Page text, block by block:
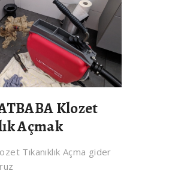
Klozet
Açmak
Tıkanıklık Açma gider